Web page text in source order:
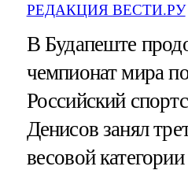
РЕДАКЦИЯ ВЕСТИ.РУ
В Будапеште
чемпионат мира
Российский
Денисов занял
весовой